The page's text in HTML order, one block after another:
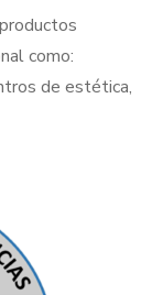
como:
de estética,